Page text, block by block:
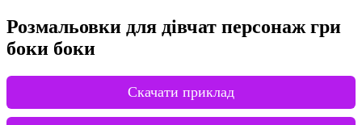
Розмальовки для дівчат персонаж гри
боки боки
Скачати приклад